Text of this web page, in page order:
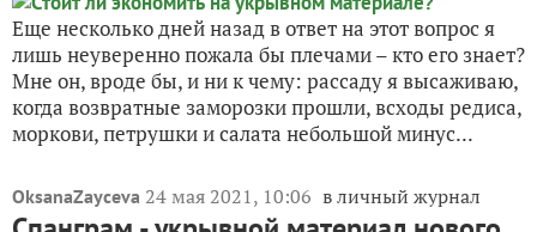
Еще несколько дней назад в ответ на этот вопрос я
лишь неуверенно пожала бы плечами – кто его знает?
Мне он, вроде бы, и ни к чему: рассаду я высаживаю,
когда возвратные заморозки прошли, всходы редиса,
моркови, петрушки и салата небольшой минус...
OksanaZayceva 24 мая 2021, 10:06 в личный журнал